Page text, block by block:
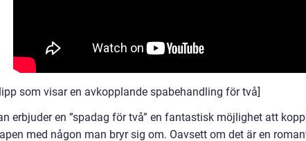
som visar en avkopplande spabehandling för två]
erbjuder en ”spadag för två” en fantastisk möjlighet att
med någon man bryr sig om. Oavsett om det är en